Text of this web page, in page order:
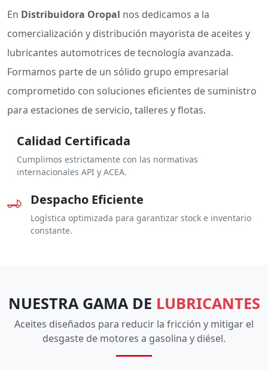
En Distribuidora Oropal nos dedicamos a la
comercialización y distribución mayorista de aceites y
lubricantes automotrices de tecnología avanzada.
Formamos parte de un sólido grupo empresarial
comprometido con soluciones eficientes de suministro
para estaciones de servicio, talleres y flotas.
Calidad Certificada
Cumplimos estrictamente con las normativas
internacionales API y ACEA.
Despacho Eficiente
Logística optimizada para garantizar stock e inventario
constante.
NUESTRA GAMA DE LUBRICANTES
Aceites diseñados para reducir la fricción y mitigar el
desgaste de motores a gasolina y diésel.